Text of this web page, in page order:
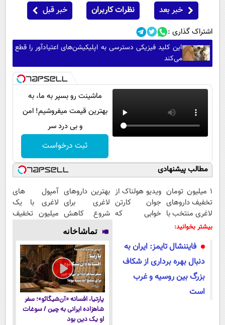
خبر بعد نظرات کاربران خبر قبل
اشتراک گذاری :
این کلید فیزیکی دسترسی به اپلیکیشن‌های اعتیادآور را قطع
می‌کند
ماشینت رو بسپر به ما، به
بهترین قیمت میفروشیم! امن
و بی درد سر
ثبت درخواست
مطالب پیشنهادی
۱ میلیون تومان
تخفیف داروهای
لاغری منتخب با
ارسال از
نزدیکت
ویدیو هولناک از
جوان کارتن
خوابی که
بهترین داروهای
لاغری برای
شروع کاهش
وزن، ارسال از
داروخانه های
نزدیکت!
آمپول های
لاغری با یک
میلیون تخفیف
معتبر
بیشتر بخوانید:
فایننشال تایمز: ایران به
دنبال بهره برداری از شکاف
بزرگ بین روسیه و غرب
است
تماشاخانه
پارتیا، افسانه «آن‌شیگائو»؛ سفر
شاهزاده ایرانی به چین / سوغات
او یک دین بود